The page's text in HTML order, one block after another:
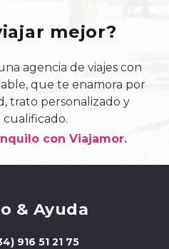
mejor?
agencia de viajes con
que te enamora por
trato personalizado y
cualificado.
con Viajamor.
& Ayuda
916 51 21 75